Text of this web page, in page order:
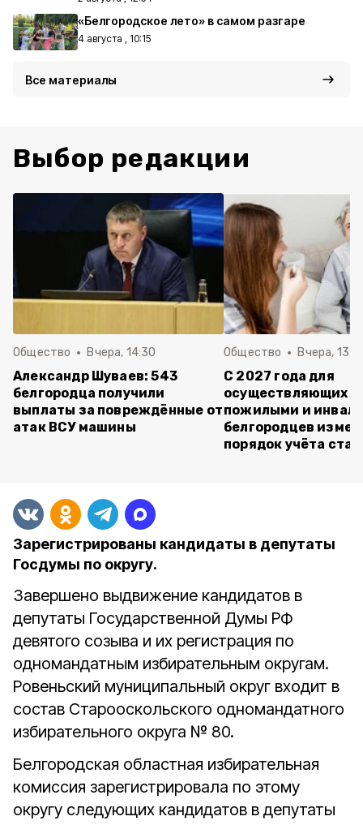
«Белгородское лето» в самом разгаре
4 августа , 10:15
Все материалы
Выбор редакции
Общество Вчера, 14:30
Александр Шуваев: 543
белгородца получили
выплаты за повреждённые от
атак ВСУ машины
Общество Вчера,
С 2027 года для
осуществляющих
пожилыми и
белгородцев
порядок учёта ста
Зарегистрированы кандидаты в депутаты
Госдумы по округу.
Завершено выдвижение кандидатов в
депутаты Государственной Думы РФ
девятого созыва и их регистрация по
одномандатным избирательным округам.
Ровеньский муниципальный округ входит в
состав Старооскольского одномандатного
избирательного округа № 80.
Белгородская областная избирательная
комиссия зарегистрировала по этому
округу следующих кандидатов в депутаты